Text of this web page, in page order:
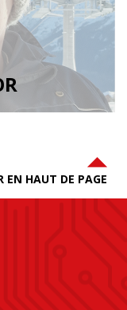
EN HAUT DE PAGE